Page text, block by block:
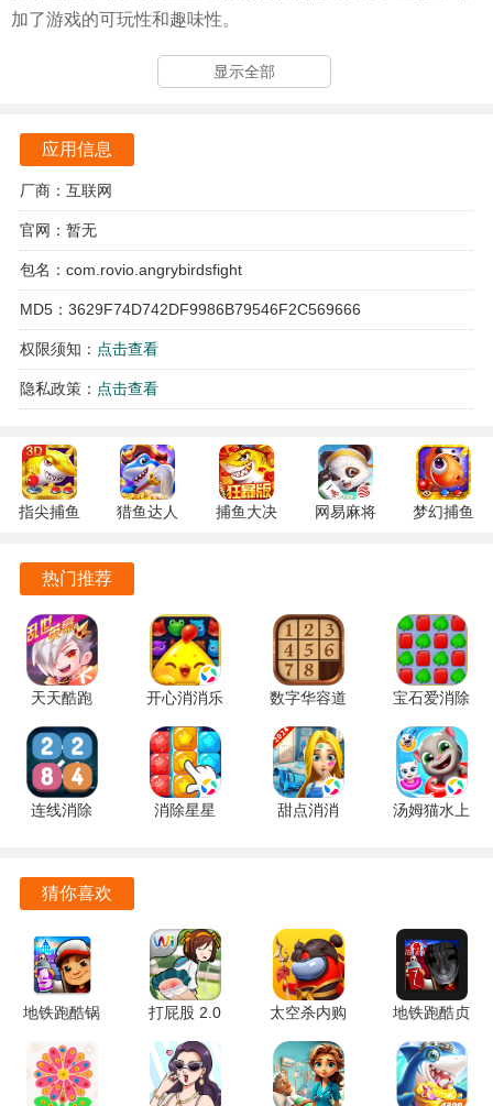
加了游戏的可玩性和趣味性。
1. 游戏采用了经典的弹射玩法，玩家通过简单的手势操作即
可发射小鸟，容易上手，适合各类玩家。
2. 每个关卡都设计得极具挑战性，玩家不仅需要考虑发射的
角度和力度，还要合理利用小鸟的特殊能力，以击败不同类
显示全部
应用信息
厂商：互联网
官网：暂无
包名：com.rovio.angrybirdsfight
MD5：3629F74D742DF9986B79546F2C569666
权限须知： 点击查看
隐私政策： 点击查看
指尖捕鱼
安卓版
猎鱼达人
卓版
捕鱼大决
网易麻将
梦幻捕鱼
热门推荐
天天酷跑
1.0.139.0
手机版
开心消消乐
1.159 手机
版
数字华容道
2.15 手机
版
宝石爱消除
1.0.5 手机
版
连线消除
消除星星
甜点消消
汤姆猫水上
猜你喜欢
地铁跑酷锅
制版 7.04.0
安卓版
打屁股 2.0
安卓版
太空杀内购
版
1.72.5.002
官方版
地铁跑酷贞
子洛阳
1.0.0 魔改
版